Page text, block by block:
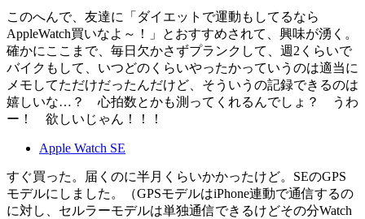
このへんで、友達に「ダイエットで運動もしてるなら
AppleWatch買いなよ～！」とおすすめされて、興味が湧く。
確かにここまで、毎日欠かさずプランクして、週2くらいで
バイクもして、いつどのくらいやったかっていうのは適当に
メモしてただけだったんだけど、そういうの記録できるのは
嬉しいな…？ 心拍数とかも測ってくれるんでしょ？ うわ
ー！ 欲しいじゃん！！！
Apple Watch SE
すぐ買った。届くのに半月くらいかかったけど。SEのGPS
モデルにしました。（GPSモデルはiPhone連動で通信するの
に対し、セルラーモデルは単独通信できるけどその分Watch